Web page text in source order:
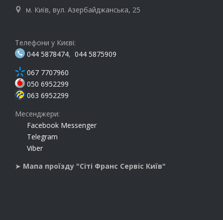
 м. Київ, вул. Азербайджанська, 25
Телефони у Києві:
044 5878474, 044 5875909
067 7707960
050 6952299
063 6952299
Месенджери:
Facebook Messenger
Telegram
Viber
➤ Мапа проїзду "Сіті Франс Сервіс Київ"